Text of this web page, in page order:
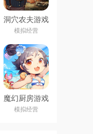
洞穴农夫游戏
模拟经营
魔幻厨房游戏
模拟经营